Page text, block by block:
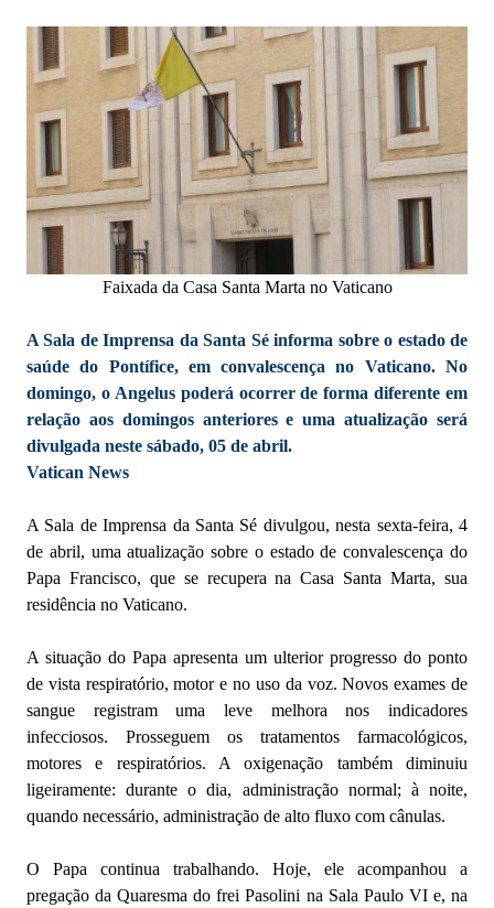
Faixada da Casa Santa Marta no Vaticano
A Sala de Imprensa da Santa Sé informa sobre o estado de
saúde do Pontífice, em convalescença no Vaticano. No
domingo, o Angelus poderá ocorrer de forma diferente em
relação aos domingos anteriores e uma atualização será
divulgada neste sábado, 05 de abril.
Vatican News
A Sala de Imprensa da Santa Sé divulgou, nesta sexta-feira, 4
de abril, uma atualização sobre o estado de convalescença do
Papa Francisco, que se recupera na Casa Santa Marta, sua
residência no Vaticano.
A situação do Papa apresenta um ulterior progresso do ponto
de vista respiratório, motor e no uso da voz. Novos exames de
sangue registram uma leve melhora nos indicadores
infecciosos. Prosseguem os tratamentos farmacológicos,
motores e respiratórios. A oxigenação também diminuiu
ligeiramente: durante o dia, administração normal; à noite,
quando necessário, administração de alto fluxo com cânulas.
O Papa continua trabalhando. Hoje, ele acompanhou a
pregação da Quaresma do frei Pasolini na Sala Paulo VI e, na